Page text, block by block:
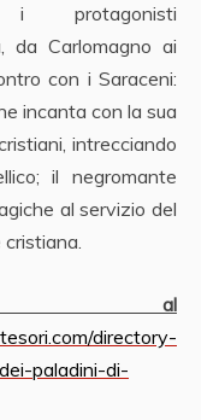
protagonisti
da Carlomagno ai
con i Saraceni:
incanta con la sua
intrecciando
il negromante
al servizio del
cristiana.
al
directory-
paladini-di-